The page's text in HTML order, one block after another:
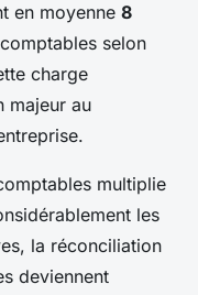
en moyenne 8
selon
charge
majeur au
multiplie
les
la réconciliation
deviennent